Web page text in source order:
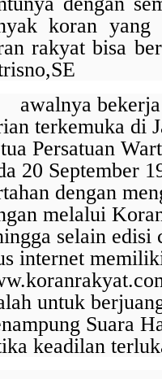
Kinerja
29 Juli 2026. PT
perannya sebagai
koran
rakyat bisa
awalnya
terkemuka di
Persatuan
20 September
dengan
melalui
selain
internet
untuk
Suara
keadilan